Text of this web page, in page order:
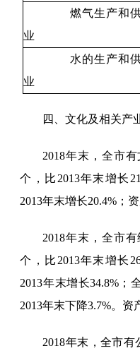
燃气生产和供
业
水的生产和供
业
四、文化及相关产
2018年末，全市有
个，比2013年末增长
2013年末增长20.4%；
2018年末，全市有
个，比2013年末增长
2013年末增长34.8%；
2013年末下降3.7%。资
2018年末，全市有